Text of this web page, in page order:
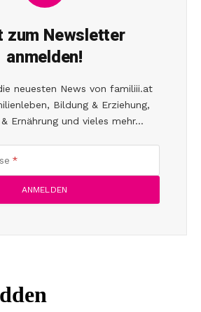
zum Newsletter
anmelden!
neuesten News von familiii.at
Bildung & Erziehung,
Ernährung und vieles mehr...